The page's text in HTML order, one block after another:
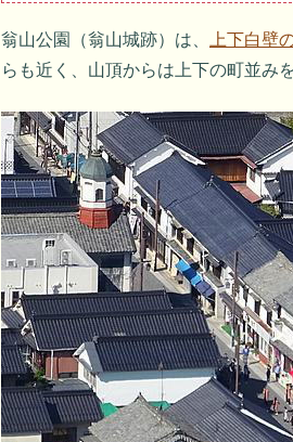
翁山公園（翁山城跡）は、 上下白壁
らも近く、山頂からは上下の町並み